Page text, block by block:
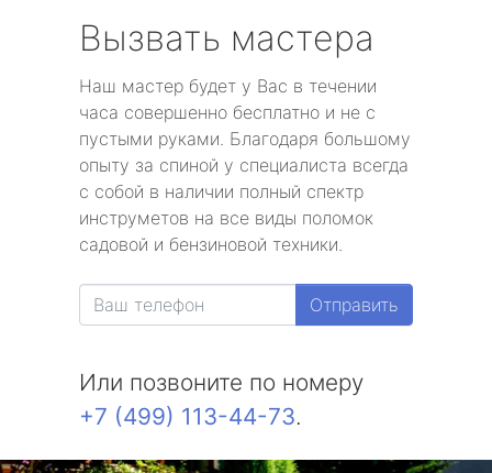
Вызвать мастера
Наш мастер будет у Вас в течении
часа совершенно бесплатно и не с
пустыми руками. Благодаря большому
опыту за спиной у специалиста всегда
с собой в наличии полный спектр
инструметов на все виды поломок
садовой и бензиновой техники.
Отправить
Или позвоните по номеру
+7 (499) 113-44-73.